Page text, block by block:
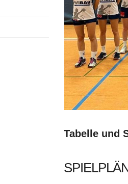
Tabelle und